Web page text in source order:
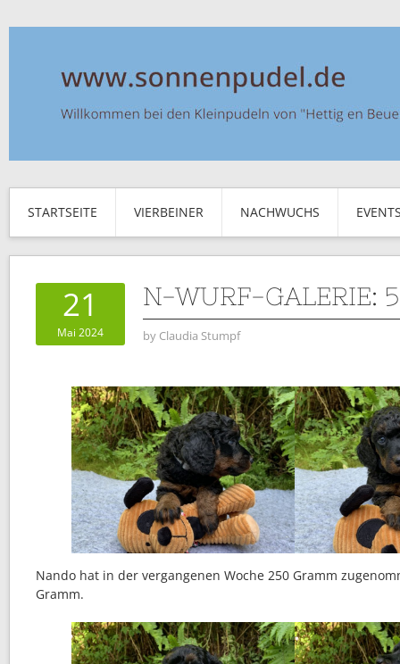
STARTSEITE VIERBEINER NACHWUCHS
21
Mai 2024
N-WURF-GALERIE:
by Claudia Stumpf
Nando hat in der vergangenen Woche 250 Gramm
Gramm.